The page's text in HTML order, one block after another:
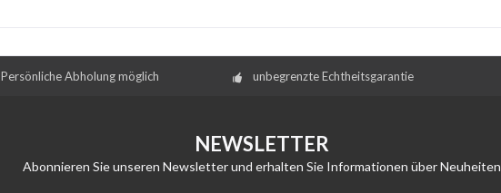
Persönliche Abholung möglich unbegrenzte Echtheitsgarantie
NEWSLETTER
Abonnieren Sie unseren Newsletter und erhalten Sie Informationen über Neuheiten